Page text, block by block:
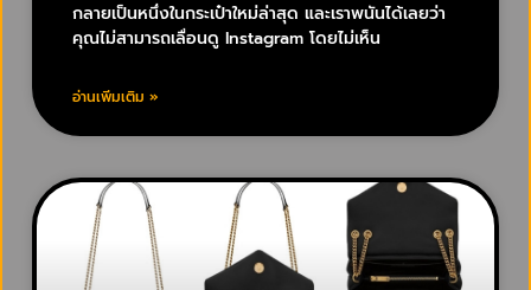
กลายเป็นหนึ่งในกระเป๋าใหม่ล่าสุด และเราพนันได้เลยว่า
คุณไม่สามารถเลื่อนดู Instagram โดยไม่เห็น
อ่านเพิ่มเติม »